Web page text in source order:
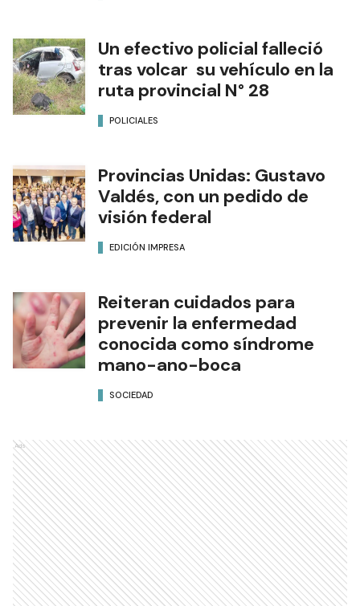
Un efectivo policial falleció
tras volcar su vehículo en la
ruta provincial N° 28
POLICIALES
Provincias Unidas: Gustavo
Valdés, con un pedido de
visión federal
EDICIÓN IMPRESA
Reiteran cuidados para
prevenir la enfermedad
conocida como síndrome
mano-ano-boca
SOCIEDAD
Ads